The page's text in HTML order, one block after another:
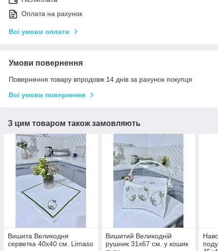
Оплата на рахунок
Всі умови оплати
Умови повернення
Повернення товару впродовж 14 днів за рахунок покупця
Всі умови повернення
З цим товаром також замовляють
Вишита Великодня
серветка 40x40 см. Limaso
Вишитий Великодній
рушник 31х67 см. у кошик